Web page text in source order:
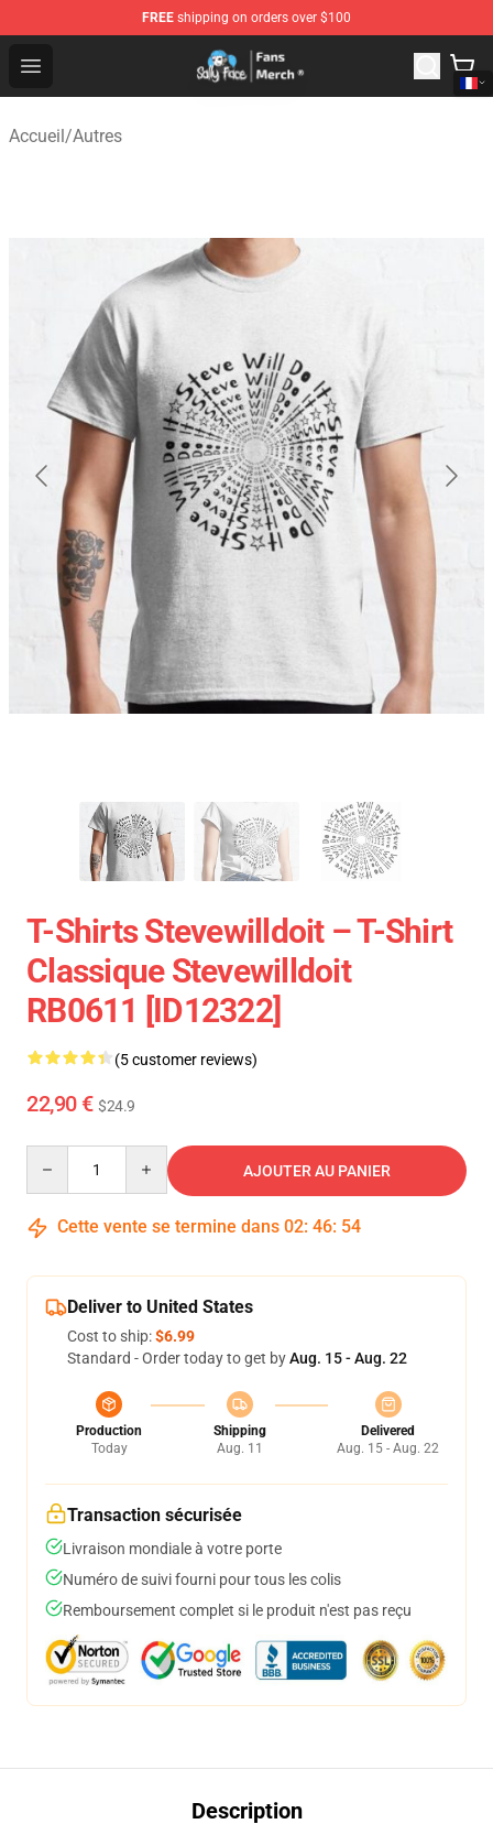
FREE shipping on orders over $100
Open menu
Sally Face Store - Official Sally Face Merchandise Shop
Accueil/Autres
T-Shirts Stevewilldoit – T-Shirt
Classique Stevewilldoit
RB0611 [ID12322]
(5 customer reviews)
22,90 € $24.9
AJOUTER AU PANIER
Cette vente se termine dans 02: 46: 53
Deliver to United States
Cost to ship:$6.99
Standard - Order today to get byAug. 15 - Aug. 22
Production
Today
Shipping
Aug. 11
Delivered
Aug. 15 - Aug. 22
Transaction sécurisée
Livraison mondiale à votre porte
Numéro de suivi fourni pour tous les colis
Remboursement complet si le produit n'est pas reçu
Description